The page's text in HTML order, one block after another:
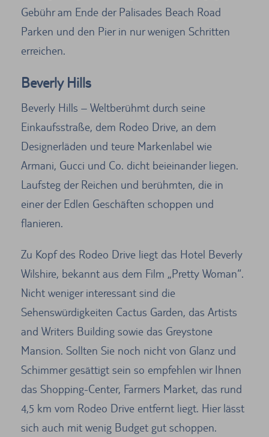
Gebühr am Ende der Palisades Beach Road
Parken und den Pier in nur wenigen Schritten
erreichen.
Beverly Hills
Beverly Hills – Weltberühmt durch seine
Einkaufsstraße, dem Rodeo Drive, an dem
Designerläden und teure Markenlabel wie
Armani, Gucci und Co. dicht beieinander liegen.
Laufsteg der Reichen und berühmten, die in
einer der Edlen Geschäften schoppen und
flanieren.
Zu Kopf des Rodeo Drive liegt das Hotel Beverly
Wilshire, bekannt aus dem Film „Pretty Woman“.
Nicht weniger interessant sind die
Sehenswürdigkeiten Cactus Garden, das Artists
and Writers Building sowie das Greystone
Mansion. Sollten Sie noch nicht von Glanz und
Schimmer gesättigt sein so empfehlen wir Ihnen
das Shopping-Center, Farmers Market, das rund
4,5 km vom Rodeo Drive entfernt liegt. Hier lässt
sich auch mit wenig Budget gut schoppen.